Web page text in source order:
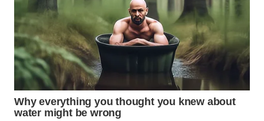
WN
BORNEO
Wahana
Media
Group
WAHANA